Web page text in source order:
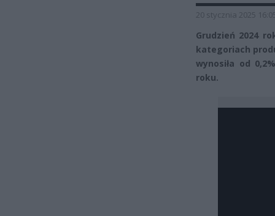
20 stycznia 2025
Grudzień 2024
kategoriach
wynosiła od
roku.